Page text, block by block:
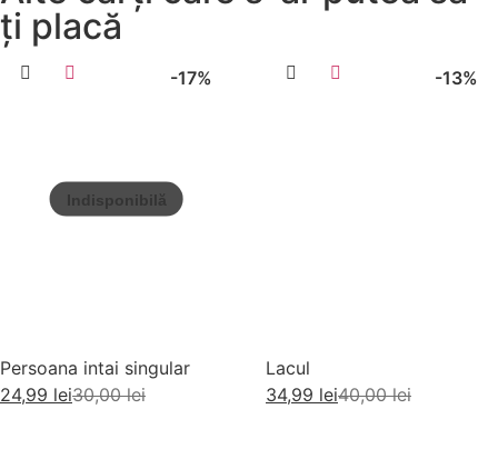
ți placă
-17%
Persoana intai singular
30,00lei
24,99 lei
-13%
Lacul
40,00lei
34,99 lei